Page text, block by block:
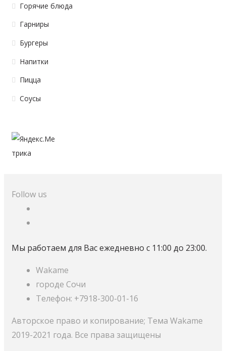
Горячие блюда
Гарниры
Бургеры
Напитки
Пицца
Соусы
Follow us
Мы работаем для Вас ежедневно с 11:00 до 23:00.
Wakame
городе Сочи
Телефон: +7918-300-01-16
Авторское право и копирование; Тема Wakame
2019-2021 года. Все права защищены